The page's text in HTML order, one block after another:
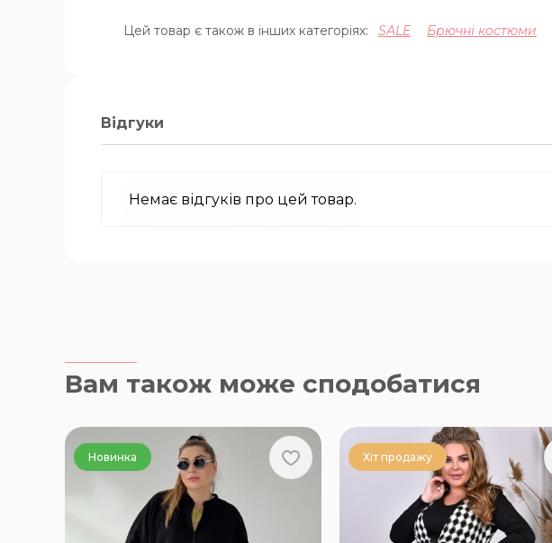
Цей товар є також в інших категоріях: SALE Брючні костюми
Відгуки
Немає відгуків про цей товар.
Вам також може сподобатися
Новинка Хіт продажу